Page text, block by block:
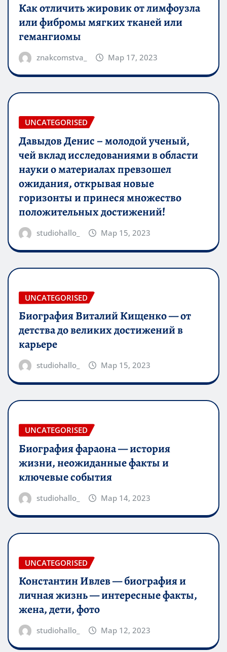
Как отличить жировик от лимфоузла
или фибромы мягких тканей или
гемангиомы
znakcomstva_ Мар 17, 2023
UNCATEGORISED
Давыдов Денис – молодой ученый,
чей вклад исследованиями в области
науки о материалах превзошел
ожидания, открывая новые
горизонты и принеся множество
положительных достижений!
studiohallo_ Мар 15, 2023
UNCATEGORISED
Биография Виталий Кищенко — от
детства до великих достижений в
карьере
studiohallo_ Мар 15, 2023
UNCATEGORISED
Биография фараона — история
жизни, неожиданные факты и
ключевые события
studiohallo_ Мар 14, 2023
UNCATEGORISED
Константин Ивлев — биография и
личная жизнь — интересные факты,
жена, дети, фото
studiohallo_ Мар 12, 2023